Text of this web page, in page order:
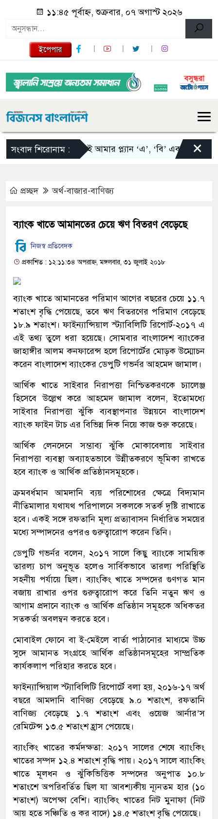
১১:৪৫ পূর্বাহ্ন, শুক্রবার, ০৭ অগাস্ট ২০২৬
ইপেপার
সংবাদ শিরোনাম :
স্কালোনিই আমার প্ল্যান ‘এ’, ‘বি’ এবং ‘সি’: তাপিয়া
×
প্রচ্ছদ অর্থ-বাজার-বাণিজ্য
ব্যাংক খাতে আমানতের চেয়ে ঋণ বিতরণ বেড়েছে
নিজস্ব প্রতিবেদক
প্রকাশিত : ১২:১১:৩৪ অপরাহ্ন, মঙ্গলবার, ৩১ জুলাই ২০১৮
ব্যাংক খাতে আমানতের পরিমাণ আগের বছরের চেয়ে ১১.৭
শতাংশ বৃদ্ধি পেয়েছে, তবে ঋণ বিতরণের পরিমাণ বেড়েছে
১৮.৯ শতাংশ। ফাইন্যান্সিয়াল স্ট্যাবিলিটি রিপোর্ট-২০১৭ এ
এই তথ্য তুলে ধরা হয়েছে। সোমবার বাংলাদেশ ব্যাংকের
জাহাঙ্গীর আলম কনফারেন্স হলে রিপোর্টের মোড়ক উম্মোচন
করেন বাংলাদেশ ব্যাংকের ডেপুটি গভর্নর আহমেদ জামাল।
আর্থিক খাতে সাইবার নিরাপত্তা নিশ্চিতকরণকে চ্যালেঞ্জ
হিসেবে উল্লেখ করে আহমেদ জামাল বলেন, ইতোমধ্যে
সাইবার নিরাপত্তা ঝুঁকি ব্যবস্থাপনার উন্নয়নে বাংলাদেশ
ব্যাংক ফাইন টাচ এর বিভিন্ন দিক নিয়ে কাজ শুরু করেছে।
আর্থিক লেনদেনে সম্ভাব্য ঝুঁকি মোকাবেলায় সাইবার
নিরাপত্তা ব্যবস্থা অব্যাহতভাবে উন্নীতকরণে ভূমিকা রাখতে
হবে ব্যাংক ও আর্থিক প্রতিষ্ঠানসমূহকে।
ক্রমবর্ধমান আমদানি ব্যয় পরিশোধের ক্ষেত্রে বিদ্যমান
নীতিমালার যথাযথ পরিপালনে সকলকে সতর্ক দৃষ্টি রাখাতে
হবে। একই সঙ্গে রফতানি মূল্য প্রত্যাবাসন নির্ধারিত সময়ের
মধ্যে সম্পাদনের ওপরও গুরুত্বারোপ করেন তিনি।
ডেপুটি গভর্নর বলেন, ২০১৭ সালে কিছু ব্যাংকে সাময়িক
তারল্য চাপ অনুভূত হলেও সার্বিকভাবে তারল্য পরিস্থিতি
সহনীয় পর্যায়ে ছিল। ব্যাংকিং খাতে সম্পদের গুণগত মান
বজায় রাখার ওপর গুরুত্বারোপ করে তিনি নতুন ঋণ ও
আগাম প্রদানে ব্যাংক ও আর্থিক প্রতিষ্ঠান সমূহকে অধিকতর
সতকর্তা অবলম্বন করতে হবে।
মোবাইল ফোনে বা ই-মেইলে বার্তা পাঠানোর মাধ্যমে উচ্চ
সুদে আমানত সংগ্রহে আর্থিক প্রতিষ্ঠানসমূহের সাম্প্রতিক
কার্যকলাপ পরিহার করতে হবে।
ফাইন্যান্সিয়াল স্ট্যাবিলিটি রিপোর্টে বলা হয়, ২০১৬-১৭ অর্থ
বছরে আমদানি বাণিজ্য বেড়েছে ৯.০ শতাংশ, রফতানি
বাণিজ্য বেড়েছে ১.৭ শতাংশ এবং ওয়েজ আর্নার’স
রেমিটেন্স ১৩.৫ শতাংশ হ্রাস পেয়েছে।
ব্যাংকিং খাতের কর্মদক্ষতা: ২০১৭ সালের শেষে ব্যাংকিং
খাতের সম্পদ ১২.৪ শতাংশ বৃদ্ধি পায়। ২০১৭ সালে ব্যাংকিং
খাতে মূলধন ও ঝুঁকিভিত্তিক সম্পদের অনুপাত ১০.৮
শতাংশে অপরিবর্তিত ছিল যা আবশ্যকীয় ন্যূনতম হার (১০
শতাংশ) অপেক্ষা বেশি। ব্যাংকিং খাতের নিট মুনাফা (নিট
আয় হতে সঞ্চিতি ও কর বাদে) ১৪.৫ শতাংশ বৃদ্ধি পেয়েছে।